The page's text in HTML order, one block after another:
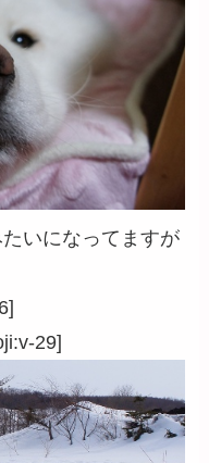
いになってますが
29]